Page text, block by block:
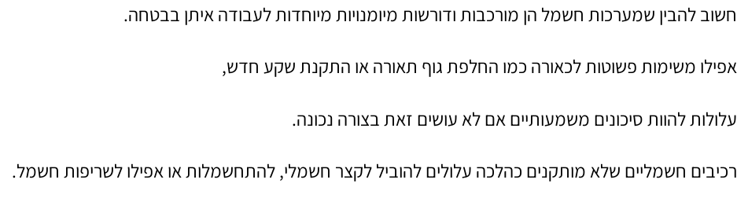
חשוב להבין שמערכות חשמל הן מורכבות ודורשות מיומנויות מיוחדות לעבודה איתן בבטחה.
אפילו משימות פשוטות לכאורה כמו החלפת גוף תאורה או התקנת שקע חדש,
עלולות להוות סיכונים משמעותיים אם לא עושים זאת בצורה נכונה.
רכיבים חשמליים שלא מותקנים כהלכה עלולים להוביל לקצר חשמלי, להתחשמלות או אפילו לשריפות חשמל.